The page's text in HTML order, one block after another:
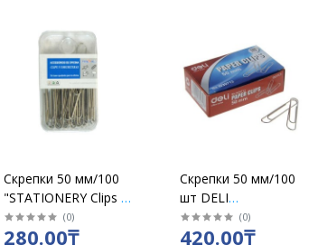
Скрепки 50 мм/100
"STATIONЕRY Clips &
Pins цветные
(0)
280.00₸
Скрепки 50 мм/100
шт DELI
никелированные
39713 / у 10 пач
(0)
420.00₸